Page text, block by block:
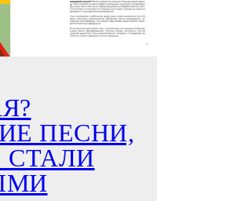
ПЕСНИ,
СТАЛИ